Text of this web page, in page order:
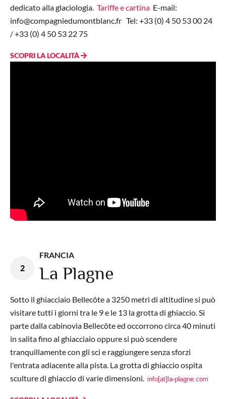
dedicato alla glaciologia. Tariffe e cartina E-mail:
info@compagniedumontblanc.fr Tel: +33 (0) 4 50 53 00 24
/ +33 (0) 4 50 53 22 75
SCOPRI LA LOCALITÀ
2
FRANCIA
La Plagne
Sotto il ghiacciaio Bellecôte a 3250 metri di altitudine si può
visitaretutti i giorni tra le 9 e le 13 la grotta di ghiaccio.Si
parte dalla cabinovia Bellecôte ed occorrono circa40 minuti
in salita fino al ghiacciaio oppure si può scendere
tranquillamente con gli sci e raggiungere senza sforzi
l'entrata adiacente alla pista. La grotta di ghiaccio ospita
sculture di ghiaccio di varie dimensioni. info[at]la-plagne.com